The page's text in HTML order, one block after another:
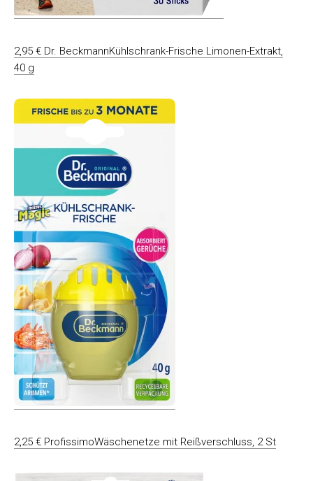
2,95 € Dr. BeckmannKühlschrank-Frische Limonen-Extrakt,
40 g
2,25 € ProfissimoWäschenetze mit Reißverschluss, 2 St